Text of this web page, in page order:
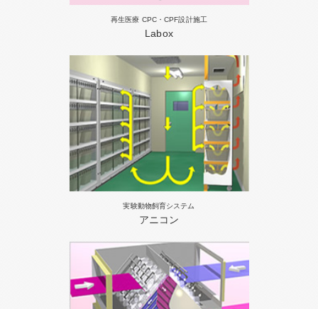
再生医療 CPC・CPF設計施工
Labox
実験動物飼育システム
アニコン